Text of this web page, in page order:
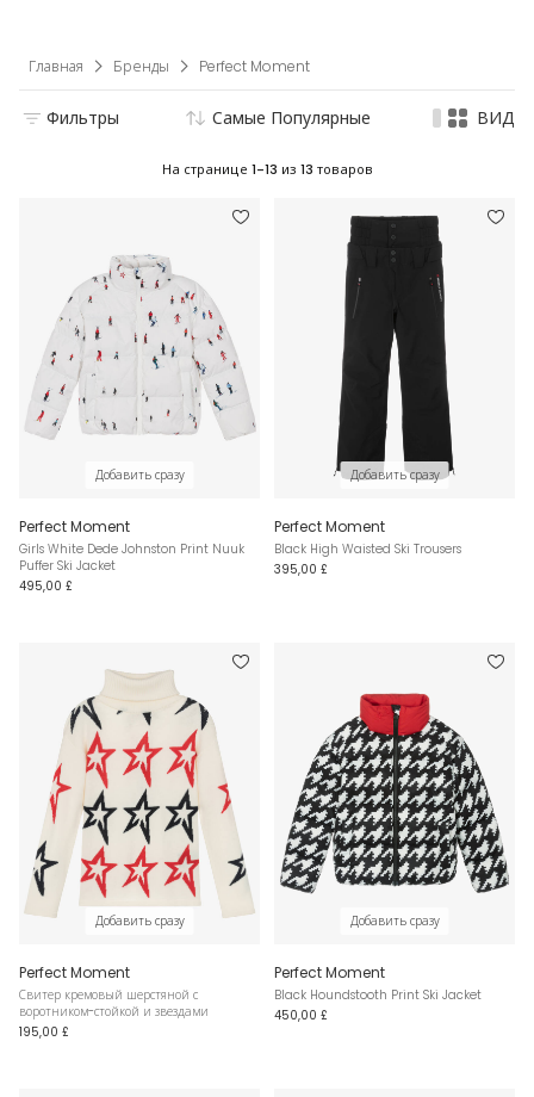
Главная Бренды Perfect Moment
Фильтры Самые Популярные ВИД
На странице 1-13 из 13 товаров
Добавить сразу
Perfect Moment
Girls White Dede Johnston Print Nuuk
Puffer Ski Jacket
495,00 £
Добавить сразу
Perfect Moment
Black High Waisted Ski Trousers
395,00 £
Добавить сразу
Perfect Moment
Свитер кремовый шерстяной с
воротником-стойкой и звездами
195,00 £
Добавить сразу
Perfect Moment
Black Houndstooth Print Ski Jacket
450,00 £